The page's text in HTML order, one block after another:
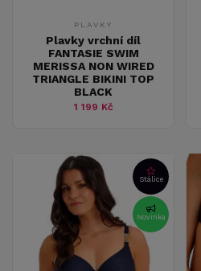
PLAVKY
Plavky vrchní díl
FANTASIE SWIM
MERISSA NON WIRED
TRIANGLE BIKINI TOP
BLACK
1 199 Kč
Stálice
Novinka